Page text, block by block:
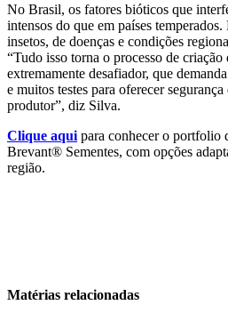
No Brasil, os fatores bióticos que
intensos do que em países
insetos, de doenças e condições
“Tudo isso torna o processo de
extremamente desafiador, que
e muitos testes para oferecer
produtor”, diz Silva.
Clique aqui para conhecer o portfolio
Brevant® Sementes, com opções
região.
Matérias relacionadas